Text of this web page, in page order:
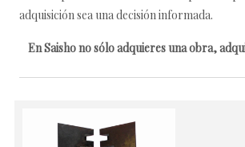
adquisición sea una decisión informada.
En Saisho no sólo adquieres una obra,